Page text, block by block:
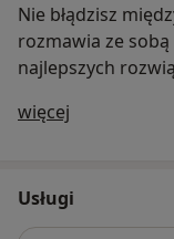
Nie błądzisz
rozmawia ze
najlepszych
więcej
Usługi